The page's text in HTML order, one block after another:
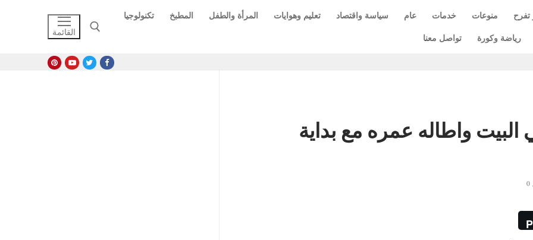
تفرح منوعات خدمات عام سياسة واقتصاد تعليم وهوايات المرأة والطفل المطبخ
تكنولوجيا
رياضة وكورة تواصل معنا القائمة
واطاله عمره مع بداية